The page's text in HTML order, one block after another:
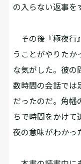
の入らない返事を
その後『極夜行
うことがやりたか
な気がした。彼の
数時間の会話では
だったのだ。角幡
ちで時間をかけて
夜の意味がわかっ